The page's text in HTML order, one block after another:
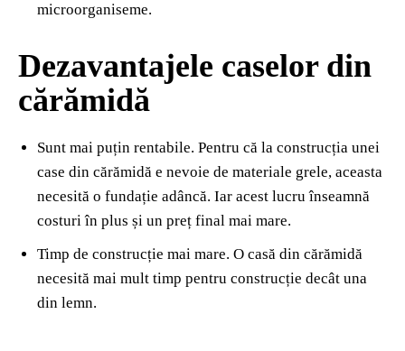
microorganiseme.
Dezavantajele caselor din
cărămidă
Sunt mai puțin rentabile. Pentru că la construcția unei
case din cărămidă e nevoie de materiale grele, aceasta
necesită o fundație adâncă. Iar acest lucru înseamnă
costuri în plus și un preț final mai mare.
Timp de construcție mai mare. O casă din cărămidă
necesită mai mult timp pentru construcție decât una
din lemn.